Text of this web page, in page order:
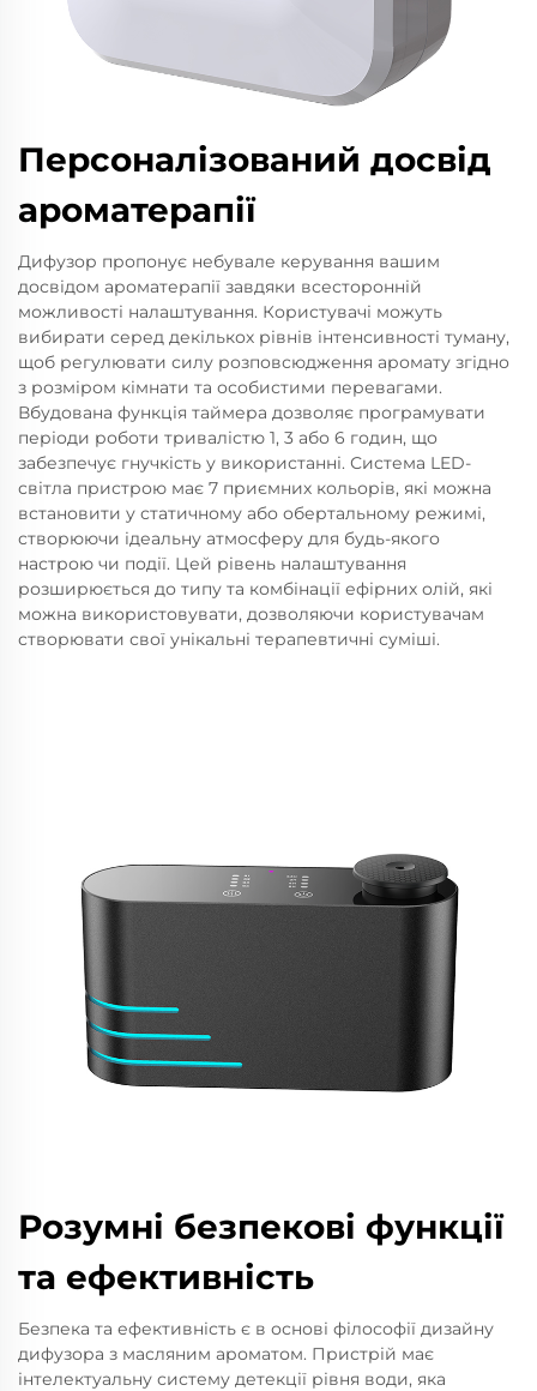
Персоналізований досвід
ароматерапії
Дифузор пропонує небувале керування вашим
досвідом ароматерапії завдяки всесторонній
можливості налаштування. Користувачі можуть
вибирати серед декількох рівнів інтенсивності туману,
щоб регулювати силу розповсюдження аромату згідно
з розміром кімнати та особистими перевагами.
Вбудована функція таймера дозволяє програмувати
періоди роботи тривалістю 1, 3 або 6 годин, що
забезпечує гнучкість у використанні. Система LED-
світла пристрою має 7 приємних кольорів, які можна
встановити у статичному або обертальному режимі,
створюючи ідеальну атмосферу для будь-якого
настрою чи події. Цей рівень налаштування
розширюється до типу та комбінації ефірних олій, які
можна використовувати, дозволяючи користувачам
створювати свої унікальні терапевтичні суміші.
Розумні безпекові функції
та ефективність
Безпека та ефективність є в основі філософії дизайну
дифузора з масляним ароматом. Пристрій має
інтелектуальну систему детекції рівня води, яка